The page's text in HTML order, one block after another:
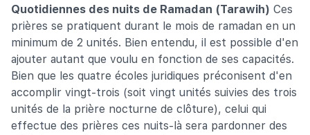
Quotidiennes des nuits de Ramadan (Tarawih) Ces
prières se pratiquent durant le mois de ramadan en un
minimum de 2 unités. Bien entendu, il est possible d'en
ajouter autant que voulu en fonction de ses capacités.
Bien que les quatre écoles juridiques préconisent d'en
accomplir vingt-trois (soit vingt unités suivies des trois
unités de la prière nocturne de clôture), celui qui
effectue des prières ces nuits-là sera pardonner des